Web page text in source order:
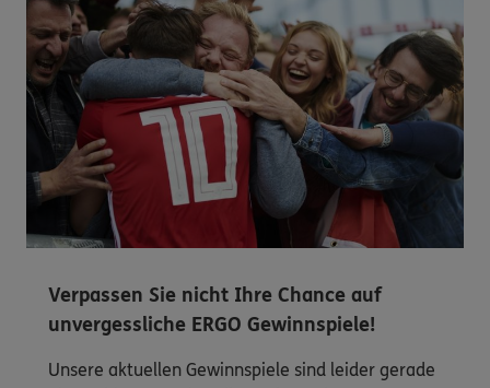
Verpassen Sie nicht Ihre Chance auf
unvergessliche ERGO Gewinnspiele!
Unsere aktuellen Gewinnspiele sind leider gerade